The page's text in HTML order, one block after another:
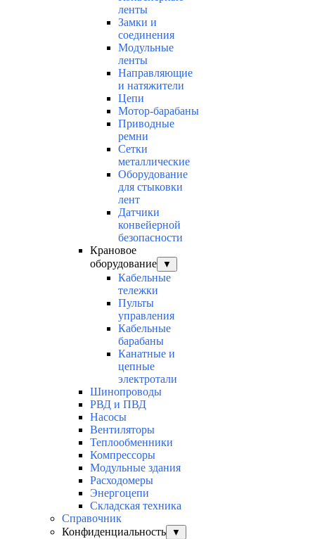
ленты
Замки и
соединения
Модульные
ленты
Направляющие
и натяжители
Цепи
Мотор-барабаны
Приводные
ремни
Сетки
металлические
Оборудование
для стыковки
лент
Датчики
конвейерной
безопасности
Крановое
оборудование
▼
Кабельные
тележки
Пульты
управления
Кабельные
барабаны
Канатные и
цепные
электротали
Шинопроводы
РВД и ПВД
Насосы
Вентиляторы
Теплообменники
Компрессоры
Модульные здания
Расходомеры
Энергоцепи
Складская техника
Справочник
Конфиденциальность
▼